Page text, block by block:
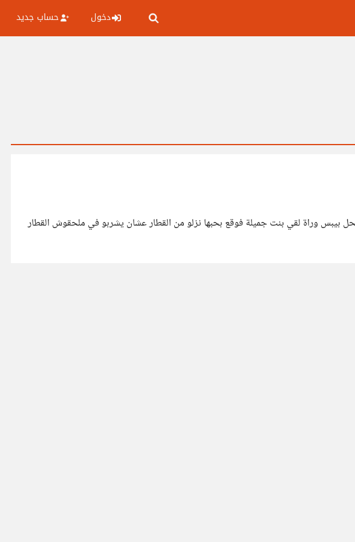
دخول حساب جديد
بيبس وراة لقي بنت جميلة فوقع بحبها نزلو من القطار عشان يشربو في ملحقوش القطار